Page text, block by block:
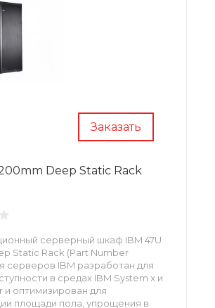
Заказать
Deep Static Rack
серверный шкаф IBM 47U
Static Rack (Part Number
серверов IBM разработан для
в средах IBM System x и
и оптимизирован для
площади пола, упрощения в